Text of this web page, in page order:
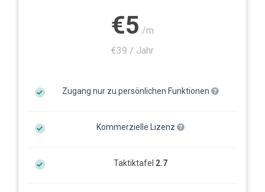
€5 /m
€39 / Jahr
Zugang nur zu persönlichen Funktionen
Kommerzielle Lizenz
Taktiktafel 2.7